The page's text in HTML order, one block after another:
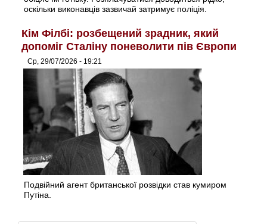
оскільки виконавців зазвичай затримує поліція.
Кім Філбі: розбещений зрадник, який
допоміг Сталіну поневолити пів Європи
Ср, 29/07/2026 - 19:21
Подвійний агент британської розвідки став кумиром
Путіна.